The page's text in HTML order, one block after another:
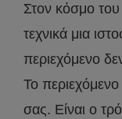
Στον κόσμο του
τεχνικά μια
περιεχόμενο
Το
σας. Είναι ο